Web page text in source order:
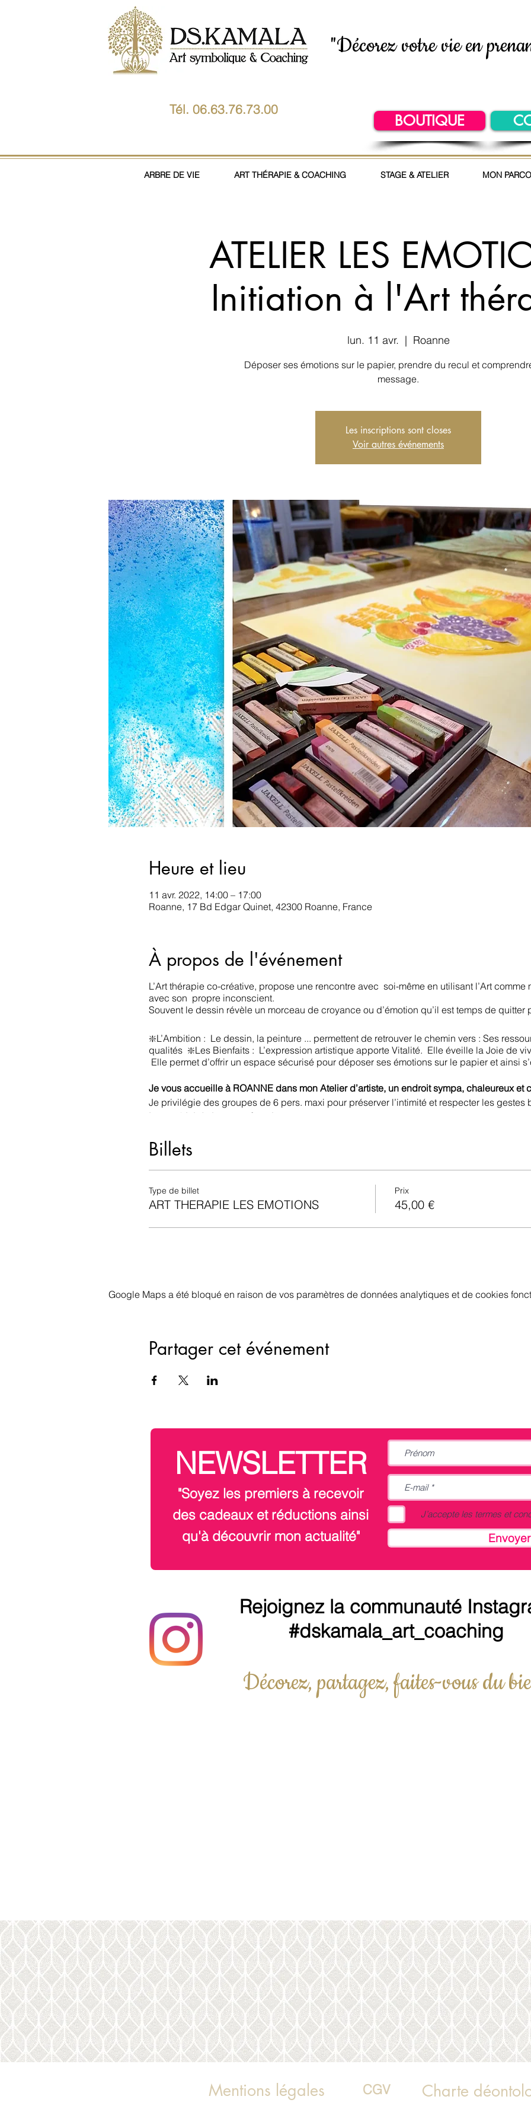
"Décorez votre vie en
Tél. 06.63.76.73.00
BOUTIQUE
ARBRE DE VIE ART THÉRAPIE & COACHING STAGE & ATELIER MON
ATELIER LES
Initiation à l'Art
lun. 11 avr.
  |
Roanne
Déposer ses émotions sur le papier, prendre du recul et
message.
Les inscriptions sont closes
Voir autres événements
Heure et lieu
11 avr. 2022, 14:00 – 17:00
Roanne, 17 Bd Edgar Quinet, 42300 Roanne, France
À propos de l'événement
L’Art thérapie co-créative, propose une rencontre avec soi-même en utilisant l’Art
avec son propre inconscient.
Souvent le dessin révèle un morceau de croyance ou d’émotion qu’il est temps de quitter
❇️L’Ambition : Le dessin, la peinture ... permettent de retrouver le chemin vers : Ses
qualités ❇️Les Bienfaits : L’expression artistique apporte Vitalité. Elle éveille la Joie de
Elle permet d’offrir un espace sécurisé pour déposer ses émotions sur le papier et ainsi
Je vous accueille à ROANNE dans mon Atelier d’artiste, un endroit sympa, chaleureux et
Je privilégie des groupes de 6 pers. maxi pour préserver l’intimité et respecter les gestes
Le matériel de base est fourni.
Au plaisir de vous rencontrer :)
Sophie
Billets
Type de billet
ART THERAPIE LES EMOTIONS
Prix
45,00 €
Google Maps a été bloqué en raison de vos paramètres de données analytiques et de cookies
Partager cet événement
NEWSLETTER
"Soyez les premiers à recevoir
des cadeaux et réductions ainsi
qu'à découvrir mon actualité"
J’accepte les termes et
Envoyer
Rejoignez la communauté
#dskamala_art_coaching
Décorez, partagez, faites-vous du
Mentions légales CGV Charte